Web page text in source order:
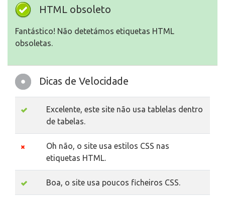
HTML obsoleto
Fantástico! Não detetámos etiquetas HTML
obsoletas.
Dicas de Velocidade
Excelente, este site não usa tablelas dentro
de tabelas.
Oh não, o site usa estilos CSS nas
etiquetas HTML.
Boa, o site usa poucos ficheiros CSS.